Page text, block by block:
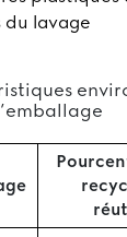
du lavage